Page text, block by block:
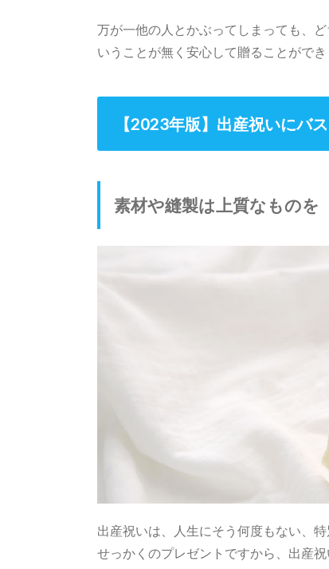
万が一他の人とかぶってしまっても、
いうことが無く安心して贈ることができ
【2023年版】出産祝いにバ
素材や縫製は上質なものを
出産祝いは、人生にそう何度もない、特
せっかくのプレゼントですから、出産祝